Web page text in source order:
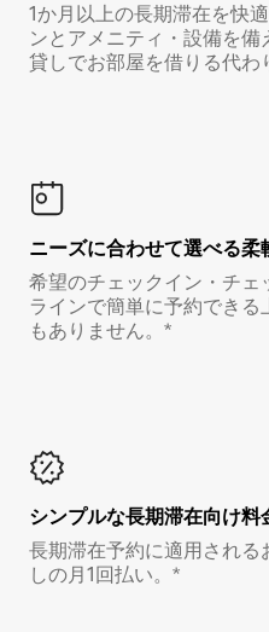
1か月以上の長期滞在を快
ンとアメニティ・設備を
貸しでお部屋を借りる代わ
ニーズに合わせて選べる柔
希望のチェックイン・チ
ラインで簡単に予約でき
もありません。*
シンプルな長期滞在向け料
長期滞在予約に適用され
しの月1回払い。*